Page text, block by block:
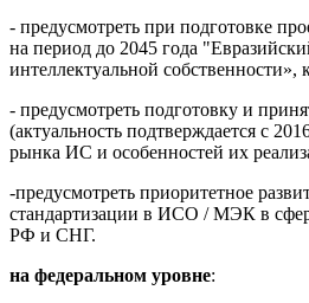
- предусмотреть при подготовке
на период до 2045 года
интеллектуальной собственности»,
- предусмотреть подготовку и
(актуальность подтверждается с
рынка ИС и особенностей их
-предусмотреть приоритетное
стандартизации в ИСО / МЭК в
РФ и СНГ.
на федеральном уровне: